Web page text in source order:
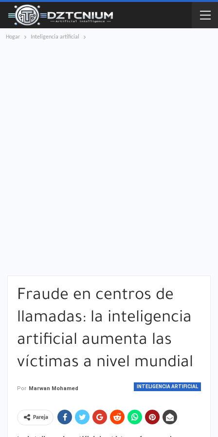
Hogar Inteligencia artificial
Fraude en centros de
llamadas: la inteligencia
artificial aumenta las
víctimas a nivel mundial
INTELIGENCIA ARTIFICIAL
Por Marwan Mohamed
Pareja